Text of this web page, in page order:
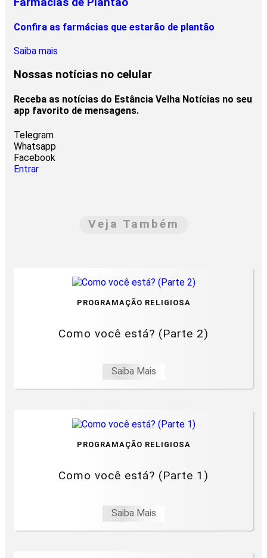
Confira as farmácias que estarão de plantão
Saiba mais
Nossas notícias no celular
Receba as notícias do Estância Velha Notícias no seu
app favorito de mensagens.
Telegram
Whatsapp
Facebook
Entrar
Veja Também
PROGRAMAÇÃO RELIGIOSA
Como você está? (Parte 2)
Saiba Mais
PROGRAMAÇÃO RELIGIOSA
Como você está? (Parte 1)
Saiba Mais